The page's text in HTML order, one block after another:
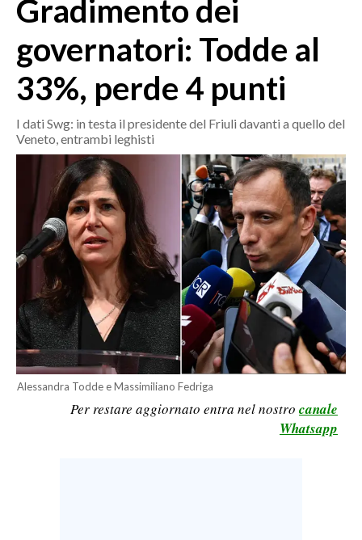
MEDIO CAMPIDANO
SASSARI E PROVINCIA
GALLURA
NUORO E PROVINCIA
OGLIASTRA
AGENDA
CRONACA
ITALIA
MONDO
POLITICA
ECONOMIA
SERVIZI ALLE IMPRESE
LAVORO
Gradimento dei
governatori: Todde al
33%, perde 4 punti
I dati Swg: in testa il presidente del Friuli davanti a quello del
Veneto, entrambi leghisti
Alessandra Todde e Massimiliano Fedriga
Per restare aggiornato entra nel nostro canale
Whatsapp